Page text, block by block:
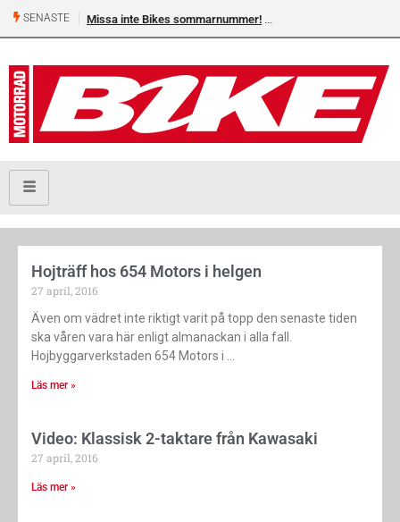
SENASTE Missa inte Bikes sommarnummer!
Hojträff hos 654 Motors i helgen
27 april, 2016
Även om vädret inte riktigt varit på topp den senaste tiden
ska våren vara här enligt almanackan i alla fall.
Hojbyggarverkstaden 654 Motors i
Läs mer »
Video: Klassisk 2-taktare från Kawasaki
27 april, 2016
Läs mer »